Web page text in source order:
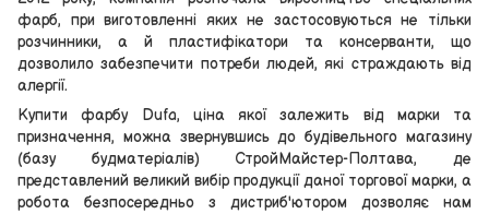
фарб, при виготовленні яких не застосовуються не тільки
розчинники, а й пластифікатори та консерванти, що
дозволило забезпечити потреби людей, які страждають від
алергії.
Купити фарбу Dufa, ціна якої залежить від марки та
призначення, можна звернувшись до будівельного магазину
(базу будматеріалів) СтройМайстер-Полтава, де
представлений великий вибір продукції даної торгової марки, а
робота безпосередньо з дистриб'ютором дозволяє нам